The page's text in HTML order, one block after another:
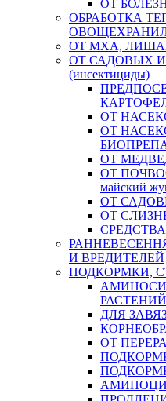
ОТ
ОБРАБОТКА
ОТ МХА,
ОТ САДОВЫХ
(инсектициды)
ОТ
ОТ
ОТ
ОТ
майский
ОТ
ОТ
И ВРЕДИТЕЛЕЙ
ПОДКОРМКИ,
РАСТЕНИЙ
ДЛЯ
ОТ